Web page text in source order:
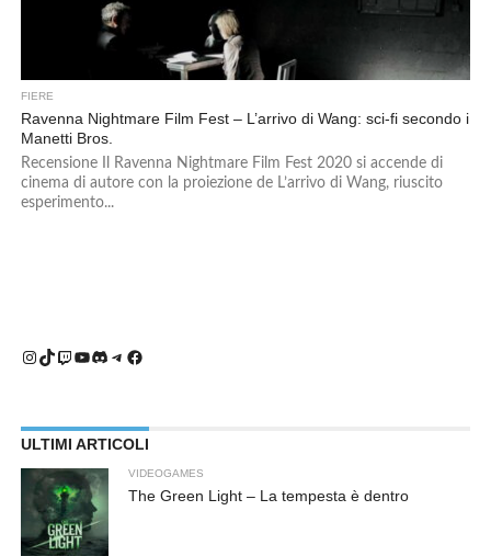
FIERE
Ravenna Nightmare Film Fest – L’arrivo di Wang: sci-fi secondo i
Manetti Bros.
Recensione Il Ravenna Nightmare Film Fest 2020 si accende di
cinema di autore con la proiezione de L’arrivo di Wang, riuscito
esperimento...
Instagram
TikTok
Twitch
YouTube
Discord
Telegram
Facebook
ULTIMI ARTICOLI
VIDEOGAMES
The Green Light – La tempesta è dentro